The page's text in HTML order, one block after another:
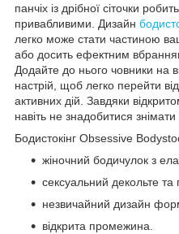
панчіх із дрібної сіточки
привабливими. Дизайн
легко може стати частиною
або досить ефектним
Додайте до нього човники на
настрій, щоб легко перейти
активних дій. Завдяки
навіть не знадобитися знімати
Бодистокінг Obsessive
жіночний бодичулок з
сексуальний декольте та
незвичайний дизайн
відкрита промежина.